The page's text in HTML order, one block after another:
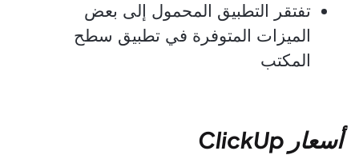
تفتقر التطبيق المحمول إلى بعض
الميزات المتوفرة في تطبيق سطح
المكتب
أسعار ClickUp